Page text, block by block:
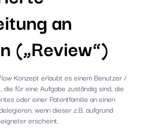
an
(„Review“)
Konzept erlaubt es einem Benutzer /
für eine Aufgabe zuständig sind, die
oder einer Patentfamilie an einen
wenn dieser z.B. aufgrund
erscheint.